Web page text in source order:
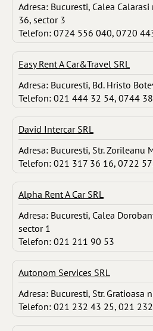
Adresa: Bucuresti, Calea Calarasi
36, sector 3
Telefon: 0724 556 040, 0720
Easy Rent A Car&Travel SRL
Adresa: Bucuresti, Bd. Hristo
Telefon: 021 444 32 54, 0744
David Intercar SRL
Adresa: Bucuresti, Str. Zorileanu
Telefon: 021 317 36 16, 0722
Alpha Rent A Car SRL
Adresa: Bucuresti, Calea
sector 1
Telefon: 021 211 90 53
Autonom Services SRL
Adresa: Bucuresti, Str. Gratioasa
Telefon: 021 232 43 25, 021